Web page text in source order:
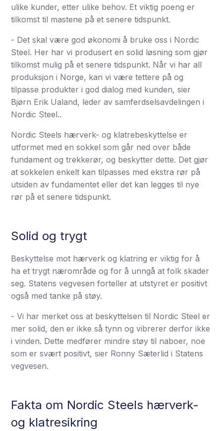
ulike kunder, etter ulike behov. Et viktig poeng er
tilkomst til mastene på et senere tidspunkt.
- Det skal være god økonomi å bruke oss i Nordic
Steel. Her har vi produsert en solid løsning som gjør
tilkomst mulig på et senere tidspunkt. Når vi har all
produksjon i Norge, kan vi være tettere på og
tilpasse produkter i god dialog med kunden, sier
Bjørn Erik Ualand, leder av samferdselsavdelingen i
Nordic Steel..
Nordic Steels hærverk- og klatrebeskyttelse er
utformet med en sokkel som går ned over både
fundament og trekkerør, og beskytter dette. Det gjør
at sokkelen enkelt kan tilpasses med ekstra rør på
utsiden av fundamentet eller det kan legges til nye
rør på et senere tidspunkt.
Solid og trygt
Beskyttelse mot hærverk og klatring er viktig for å
ha et trygt nærområde og for å unngå at folk skader
seg. Statens vegvesen forteller at utstyret er positivt
også med tanke på støy.
- Vi har merket oss at beskyttelsen til Nordic Steel er
mer solid, den er ikke så tynn og vibrerer derfor ikke
i vinden. Dette medfører mindre støy til naboer, noe
som er svært positivt, sier Ronny Sæterlid i Statens
vegvesen.
Fakta om Nordic Steels hærverk-
og klatresikring